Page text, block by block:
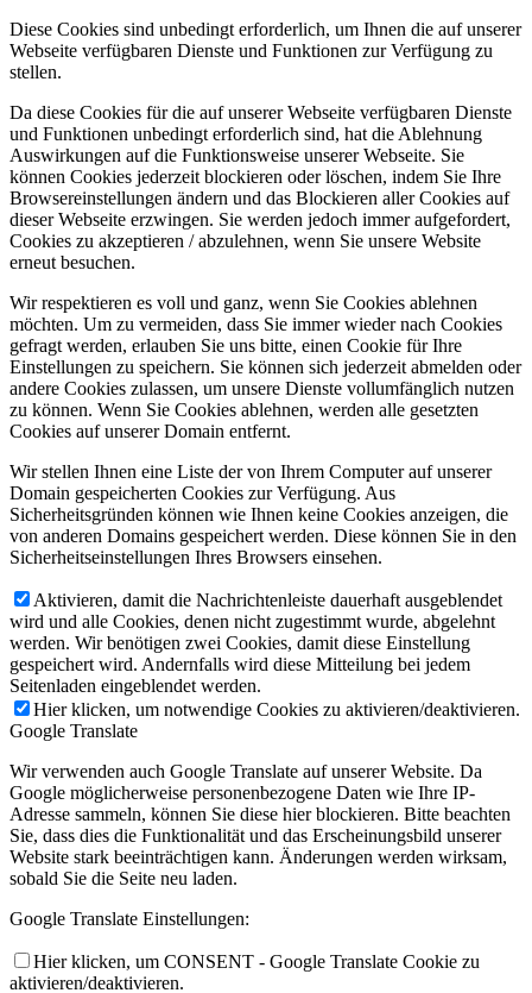
Diese Cookies sind unbedingt erforderlich, um Ihnen die auf unserer
Webseite verfügbaren Dienste und Funktionen zur Verfügung zu
stellen.
Da diese Cookies für die auf unserer Webseite verfügbaren Dienste
und Funktionen unbedingt erforderlich sind, hat die Ablehnung
Auswirkungen auf die Funktionsweise unserer Webseite. Sie
können Cookies jederzeit blockieren oder löschen, indem Sie Ihre
Browsereinstellungen ändern und das Blockieren aller Cookies auf
dieser Webseite erzwingen. Sie werden jedoch immer aufgefordert,
Cookies zu akzeptieren / abzulehnen, wenn Sie unsere Website
erneut besuchen.
Wir respektieren es voll und ganz, wenn Sie Cookies ablehnen
möchten. Um zu vermeiden, dass Sie immer wieder nach Cookies
gefragt werden, erlauben Sie uns bitte, einen Cookie für Ihre
Einstellungen zu speichern. Sie können sich jederzeit abmelden oder
andere Cookies zulassen, um unsere Dienste vollumfänglich nutzen
zu können. Wenn Sie Cookies ablehnen, werden alle gesetzten
Cookies auf unserer Domain entfernt.
Wir stellen Ihnen eine Liste der von Ihrem Computer auf unserer
Domain gespeicherten Cookies zur Verfügung. Aus
Sicherheitsgründen können wie Ihnen keine Cookies anzeigen, die
von anderen Domains gespeichert werden. Diese können Sie in den
Sicherheitseinstellungen Ihres Browsers einsehen.
Aktivieren, damit die Nachrichtenleiste dauerhaft ausgeblendet
wird und alle Cookies, denen nicht zugestimmt wurde, abgelehnt
werden. Wir benötigen zwei Cookies, damit diese Einstellung
gespeichert wird. Andernfalls wird diese Mitteilung bei jedem
Seitenladen eingeblendet werden.
Hier klicken, um notwendige Cookies zu aktivieren/deaktivieren.
Google Translate
Wir verwenden auch Google Translate auf unserer Website. Da
Google möglicherweise personenbezogene Daten wie Ihre IP-
Adresse sammeln, können Sie diese hier blockieren. Bitte beachten
Sie, dass dies die Funktionalität und das Erscheinungsbild unserer
Website stark beeinträchtigen kann. Änderungen werden wirksam,
sobald Sie die Seite neu laden.
Google Translate Einstellungen:
Hier klicken, um CONSENT - Google Translate Cookie zu
aktivieren/deaktivieren.